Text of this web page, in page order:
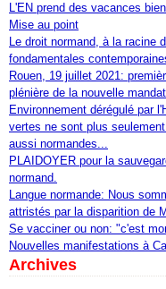
L'EN prend des vacances
Mise au point
Le droit normand, à la racine
fondamentales
Rouen, 19 juillet 2021:
plénière de la nouvelle
Environnement dérégulé par
vertes ne sont plus
aussi normandes...
PLAIDOYER pour la
normand.
Langue normande: Nous
attristés par la disparition de
Se vacciner ou non: "c'est
Nouvelles manifestations à
Archives